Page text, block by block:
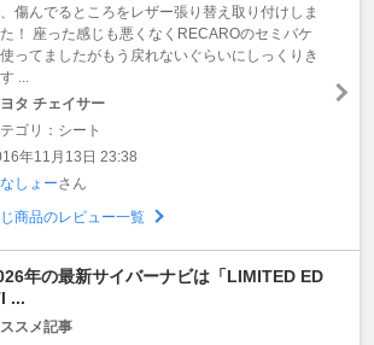
傷んでるところをレザー張り替え取り付けしま
！ 座った感じも悪くなくRECAROのセミバケ
ってましたがもう戻れないぐらいにしっくりき
...
ヨタ チェイサー
ゴリ：シート
年11月13日 23:38
しょーさん
商品のレビュー一覧
年の最新サイバーナビは「LIMITED ED
...
スメ記事